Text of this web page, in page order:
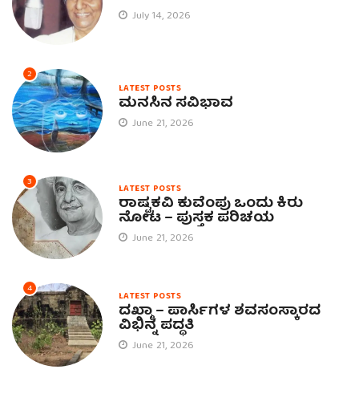
July 14, 2026
2
LATEST POSTS
ಮನಸಿನ ಸವಿಭಾವ
June 21, 2026
3 LATEST POSTS
ರಾಷ್ಟ್ರಕವಿ ಕುವೆಂಪು ಒಂದು ಕಿರು
ನೋಟ – ಪುಸ್ತಕ ಪರಿಚಯ
June 21, 2026
4 LATEST POSTS
ದಖ್ಮಾ – ಪಾರ್ಸಿಗಳ ಶವಸಂಸ್ಕಾರದ
ವಿಭಿನ್ನ ಪದ್ಧತಿ
June 21, 2026